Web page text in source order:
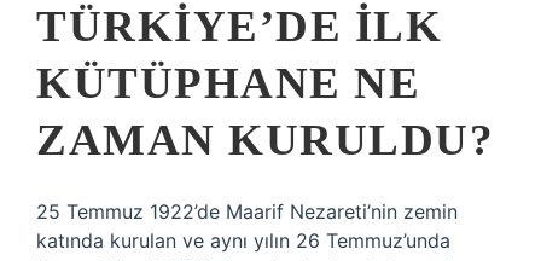
TÜRKIYE’DE ILK
KÜTÜPHANE NE
ZAMAN KURULDU?
25 Temmuz 1922’de Maarif Nezareti’nin zemin
katında kurulan ve aynı yılın 26 Temmuz’unda